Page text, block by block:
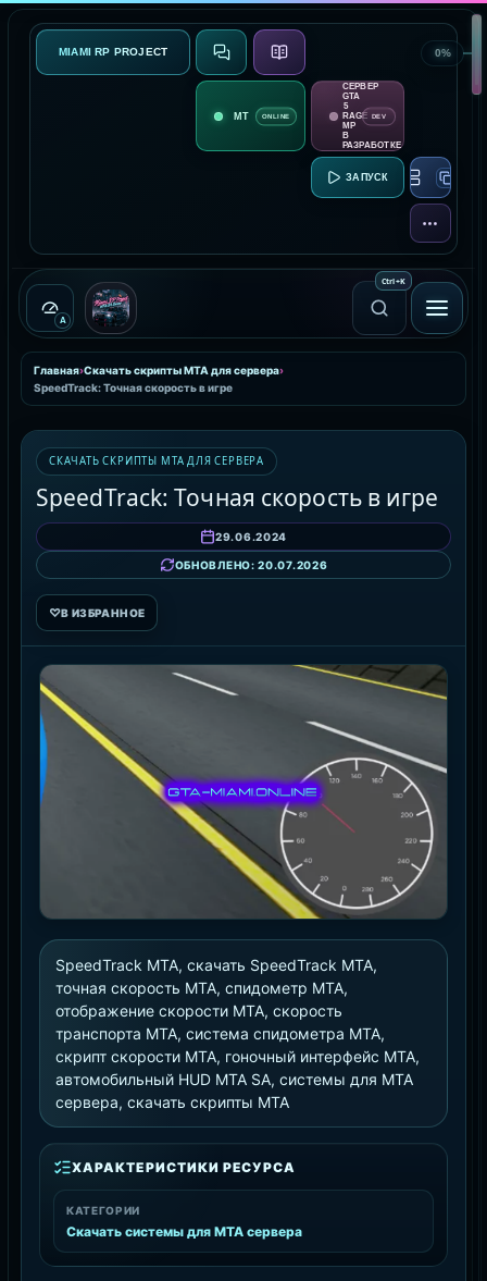
MIAMI RP PROJECT О ПРОЕКТЕ
ONLINE
СЕРВЕР
GTA
5
RAGE
MP
В
РАЗРАБОТКЕ
DEV
RAGE
ЕЩЁ
Ctrl+K
A
Главная›Скачать скрипты MTA для сервера›
SpeedTrack: Точная скорость в игре
СКАЧАТЬ СКРИПТЫ MTA ДЛЯ СЕРВЕРА
SpeedTrack: Точная скорость в игре
29.06.2024
ОБНОВЛЕНО: 20.07.2026
♡В ИЗБРАННОЕ
SpeedTrack MTA, скачать SpeedTrack MTA,
точная скорость MTA, спидометр MTA,
отображение скорости MTA, скорость
транспорта MTA, система спидометра MTA,
скрипт скорости MTA, гоночный интерфейс MTA,
автомобильный HUD MTA SA, системы для MTA
сервера, скачать скрипты MTA
ХАРАКТЕРИСТИКИ РЕСУРСА
КАТЕГОРИИ
Скачать системы для MTA сервера
0%